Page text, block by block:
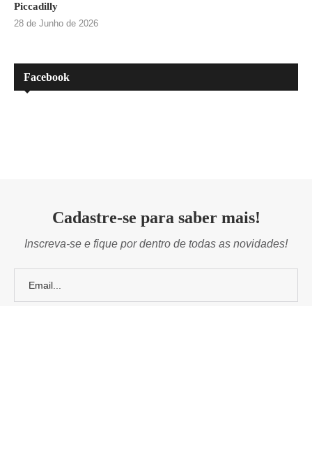
Piccadilly
28 de Junho de 2026
Facebook
Cadastre-se para saber mais!
Inscreva-se e fique por dentro de todas as novidades!